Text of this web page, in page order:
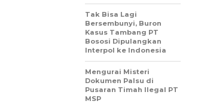
Tak Bisa Lagi
Bersembunyi, Buron
Kasus Tambang PT
Bososi Dipulangkan
Interpol ke Indonesia
Mengurai Misteri
Dokumen Palsu di
Pusaran Timah Ilegal PT
MSP